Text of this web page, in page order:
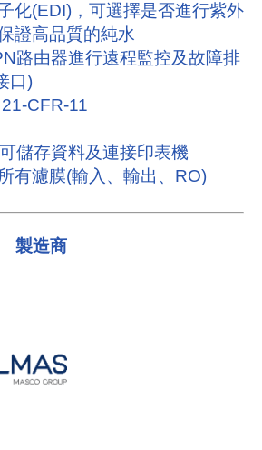
化(EDI)，可選擇是否進行紫外
證高品質的純水
路由器進行遠程監控及故障排
口)
CFR-11
儲存資料及連接印表機
有濾膜(輸入、輸出、RO)
製造商